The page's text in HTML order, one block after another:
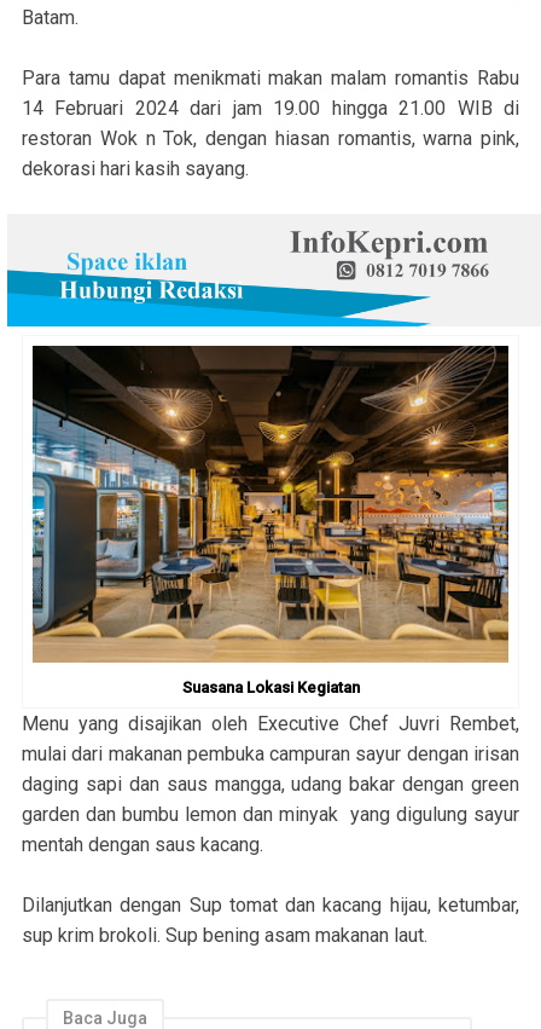
Batam.
Para tamu dapat menikmati makan malam romantis Rabu
14 Februari 2024 dari jam 19.00 hingga 21.00 WIB di
restoran Wok n Tok, dengan hiasan romantis, warna pink,
dekorasi hari kasih sayang.
Suasana Lokasi Kegiatan
Menu yang disajikan oleh Executive Chef Juvri Rembet,
mulai dari makanan pembuka campuran sayur dengan irisan
daging sapi dan saus mangga, udang bakar dengan green
garden dan bumbu lemon dan minyak yang digulung sayur
mentah dengan saus kacang.
Dilanjutkan dengan Sup tomat dan kacang hijau, ketumbar,
sup krim brokoli. Sup bening asam makanan laut.
Baca Juga